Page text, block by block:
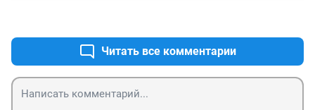
котельную обслуживает 1 (!) человек!
Читать все комментарии